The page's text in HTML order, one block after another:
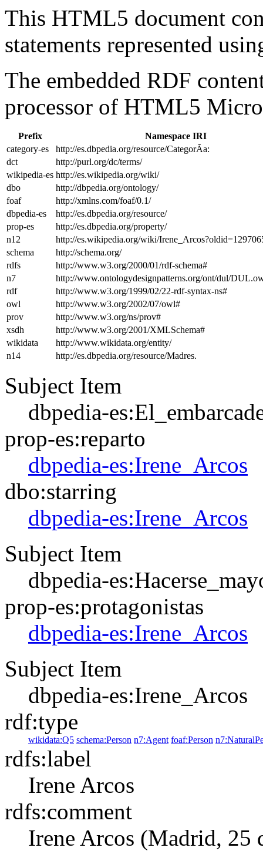
This HTML5 document
statements represented
The embedded RDF
processor of HTML5
Prefix
Namespace IRI
category-es
http://es.dbpedia.org/resource/CategorÃ­a:
dct
http://purl.org/dc/terms/
wikipedia-es http://es.wikipedia.org/wiki/
dbo
http://dbpedia.org/ontology/
foaf
http://xmlns.com/foaf/0.1/
dbpedia-es
http://es.dbpedia.org/resource/
prop-es
http://es.dbpedia.org/property/
n12
http://es.wikipedia.org/wiki/
schema
http://schema.org/
rdfs
http://www.w3.org/2000/01/rdf-schema#
n7
http://www.ontologydesignpatterns.org/ont/dul/
rdf
http://www.w3.org/1999/02/22-rdf-syntax-ns#
owl
http://www.w3.org/2002/07/owl#
prov
http://www.w3.org/ns/prov#
xsdh
http://www.w3.org/2001/XMLSchema#
wikidata
http://www.wikidata.org/entity/
n14
http://es.dbpedia.org/resource/Madres.
Subject Item
dbpedia-
prop-es:reparto
dbpedia-es:Irene_Arcos
dbo:starring
dbpedia-es:Irene_Arcos
Subject Item
dbpedia-
prop-es:protagonistas
dbpedia-es:Irene_Arcos
Subject Item
dbpedia-es:Irene_Arcos
rdf:type
wikidata:Q5 schema:Person n7:Agent foaf:Person
rdfs:label
Irene Arcos
rdfs:comment
Irene Arcos (Madrid, 25